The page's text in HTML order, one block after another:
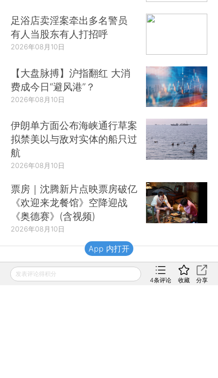
足浴店卖淫案牵出多名警员
有人当股东有人打招呼
2026年08月10日
【大盘脉搏】沪指翻红 大消
费成今日“避风港”？
2026年08月10日
伊朗单方面公布海峡通行草案
拟禁美以与敌对实体的船只过
航
2026年08月10日
票房｜沈腾新片点映票房破亿
《欢迎来龙餐馆》空降迎战
《奥德赛》(含视频)
2026年08月10日
财新移动
发表评论得积分
4条评论 收藏 分享
App 内打开